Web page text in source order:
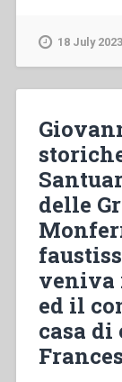
18 July 2023
delle
veniva
ed il
casa di